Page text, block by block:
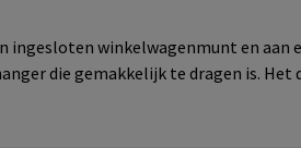
winkelwagenmunt en
die gemakkelijk te dragen is.